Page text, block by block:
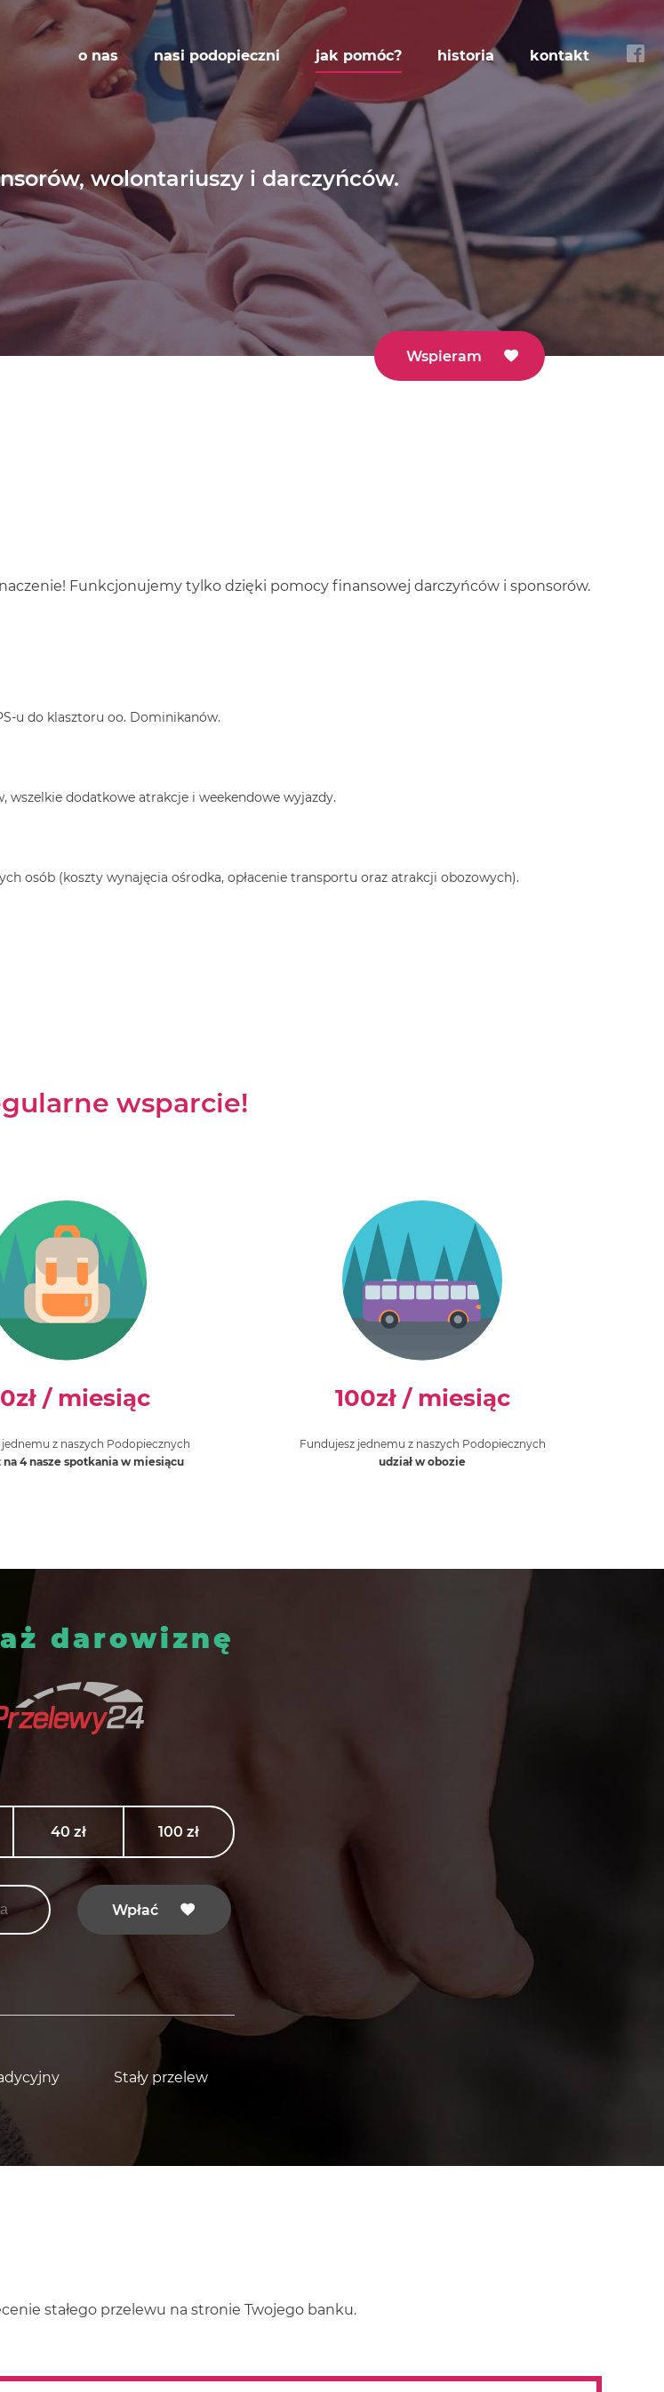
o nas nasi podopieczni jak pomóc? historia kontakt
wolontariuszy i darczyńców.
Wspieram
Funkcjonujemy tylko dzięki pomocy finansowej darczyńców i sponsorów.
u do klasztoru oo. Dominikanów.
wszelkie dodatkowe atrakcje i weekendowe wyjazdy.
osób (koszty wynajęcia ośrodka, opłacenie transportu oraz atrakcji obozowych).
wsparcie!
/ miesiąc
z naszych Podopiecznych
4 nasze spotkania w miesiącu
100zł / miesiąc
Fundujesz jednemu z naszych Podopiecznych
udział w obozie
darowiznę
40 zł 100 zł
Wpłać
Stały przelew
stałego przelewu na stronie Twojego banku.